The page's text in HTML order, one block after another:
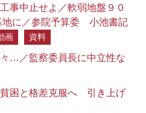
事中止せよ／軟弱地盤９０
に／参院予算委 小池書記
画 資料
…／監察委員長に中立性な
困と格差克服へ 引き上げ